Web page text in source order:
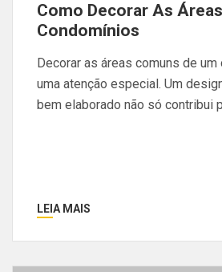
Como Decorar As
Condomínios
Decorar as áreas comuns de
uma atenção especial. Um
bem elaborado não só contribui
LEIA MAIS